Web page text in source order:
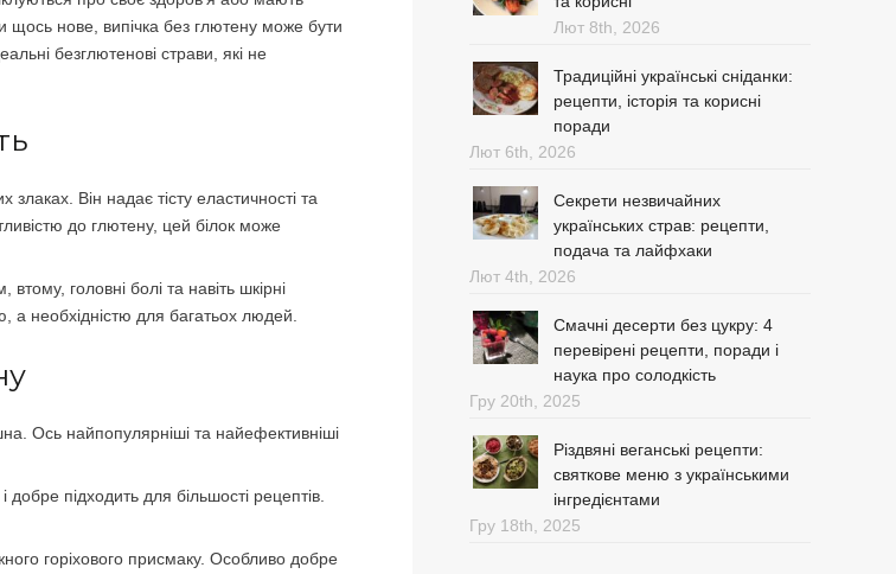
щось нове, випічка без глютену може бути
безглютенові страви, які не
Він надає тісту еластичності та
до глютену, цей білок може
головні болі та навіть шкірні
а необхідністю для багатьох людей.
Ось найпопулярніші та найефективніші
підходить для більшості рецептів.
горіхового присмаку. Особливо добре
Лют 8th, 2026
Традиційні українські сніданки:
рецепти, історія та корисні
поради
Лют 6th, 2026
Секрети незвичайних
українських страв: рецепти,
подача та лайфхаки
Лют 4th, 2026
Смачні десерти без цукру: 4
перевірені рецепти, поради і
наука про солодкість
Гру 20th, 2025
Різдвяні веганські рецепти:
святкове меню з українськими
інгредієнтами
Гру 18th, 2025